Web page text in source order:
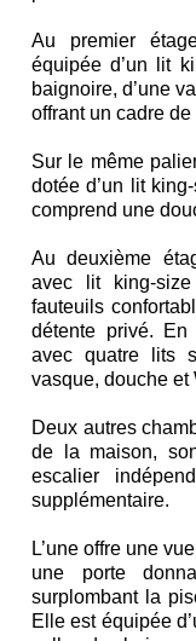
Au premier
équipée d’un lit
baignoire, d’une
offrant un cadre
Sur le même
dotée d’un lit
comprend une
Au deuxième
avec lit king-
fauteuils
détente privé.
avec quatre lits
vasque, douche et
Deux autres
de la maison,
escalier
supplémentaire.
L’une offre une
une porte
surplombant la
Elle est équipée